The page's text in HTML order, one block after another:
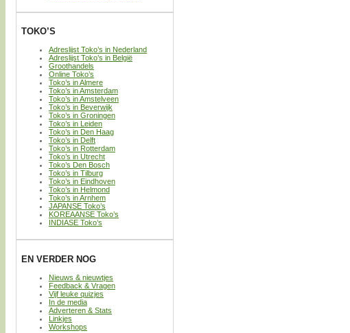
TOKO’S
Adreslijst Toko’s in Nederland
Adreslijst Toko’s in België
Groothandels
Online Toko’s
Toko’s in Almere
Toko’s in Amsterdam
Toko’s in Amstelveen
Toko’s in Beverwijk
Toko’s in Groningen
Toko’s in Leiden
Toko’s in Den Haag
Toko’s in Delft
Toko’s in Rotterdam
Toko’s in Utrecht
Toko’s Den Bosch
Toko’s in Tilburg
Toko’s in Eindhoven
Toko’s in Helmond
Toko’s in Arnhem
JAPANSE Toko’s
KOREAANSE Toko’s
INDIASE Toko’s
EN VERDER NOG
Nieuws & nieuwtjes
Feedback & Vragen
Vijf leuke quizjes
In de media
Adverteren & Stats
Linkjes
Workshops